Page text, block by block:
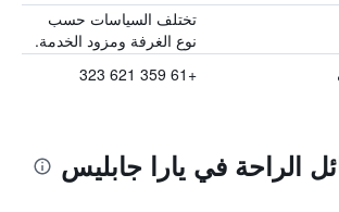
تختلف السياسات حسب
نوع الغرفة ومزود الخدمة.
+61 359 621 323
الراحة في يارا جابليس